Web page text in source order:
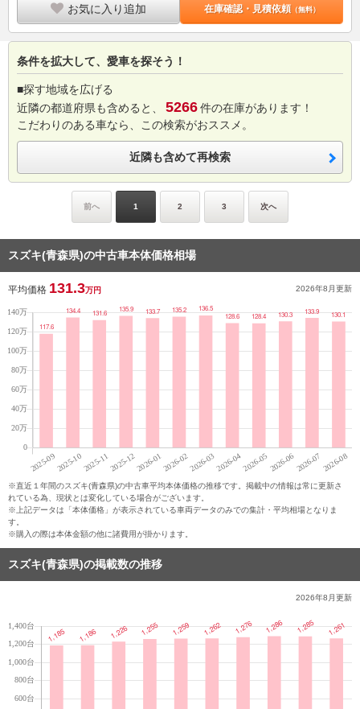
お気に入り追加 在庫確認・見積依頼（無料）
条件を拡大して、愛車を探そう！
■探す地域を広げる
近隣の都道府県も含めると、
5266件の在庫があります！
こだわりのある車なら、この検索がおススメ。
近隣も含めて再検索
前へ 1 2 3 次へ
スズキ(青森県)の中古車本体価格相場
平均価格 131.3万円 2026年8月更新
※直近１年間のスズキ(青森県)の中古車平均本体価格の推移です。掲載中の情報は常に更新さ
れている為、現状とは変化している場合がございます。
※上記データは「本体価格」が表示されている車両データのみでの集計・平均相場となりま
す。
※購入の際は本体金額の他に諸費用が掛かります。
スズキ(青森県)の掲載数の推移
2026年8月更新